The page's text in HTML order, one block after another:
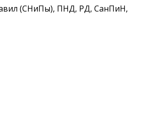
(СНиПы), ПНД, РД, СанПиН,